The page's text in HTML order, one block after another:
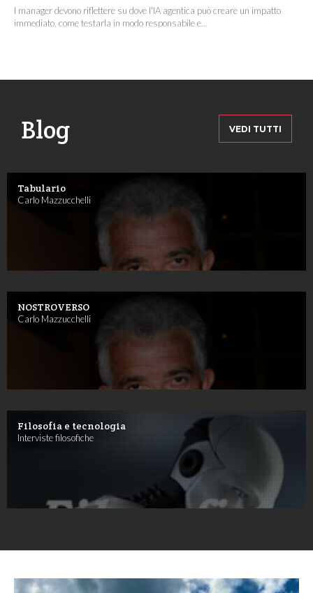
I manager devono riflettere su dove l'IA agentica può creare un impatto
immediato, come testarla in modo responsabile e...
Blog VEDI TUTTI
Tabulario
Carlo Mazzucchelli
NOSTROVERSO
Carlo Mazzucchelli
Filosofia e tecnologia
Interviste filosofiche